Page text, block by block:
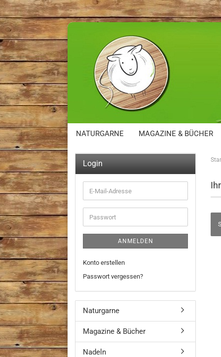
NATURGARNE MAGAZINE & BÜCHER
Login
E-
Mail-
Adresse
Passwort
ANMELDEN
Konto erstellen
Passwort vergessen?
Naturgarne
Magazine & Bücher
Nadeln